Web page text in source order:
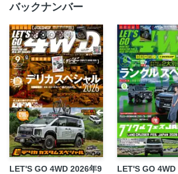
カスタムの保安基準適合について
The Bottoms！ 車輪実装6H-139.7
#lg4wdlife #四駆男子 TRITON GSR
カメラを追加して視界をアップする
Blood stock
[Cusotm]FLEX SURF CRUISER
[Cusotm]M’z SPEED X-TRAIL
MOTOR LABEL HZJ77
[Cusotm]The Bottoms お洒落も性能も車
DDS STAGE 27告知
バックナンバー
LET'S GO 4WD 2026年9
LET'S GO